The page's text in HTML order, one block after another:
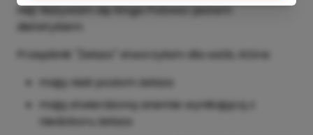
Hej! Nazywam się Kinga Polowa i jestem
dietetykiem.
Przepiśnik "Żelazo" stworzyłam dla osób, które:
mają niski poziom żelaza
mają stwierdzoną anemie wynikającą z
niedoboru żelaza